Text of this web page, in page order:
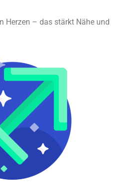
Herzen – das stärkt Nähe und